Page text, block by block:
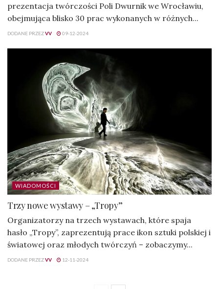
prezentacja twórczości Poli Dwurnik we Wrocławiu,
obejmująca blisko 30 prac wykonanych w różnych...
DODANE PRZEZVV 09-12-2024
WIADOMOŚCI
Trzy nowe wystawy – „Tropy”
Organizatorzy na trzech wystawach, które spaja
hasło „Tropy”, zaprezentują prace ikon sztuki polskiej i
światowej oraz młodych twórczyń – zobaczymy...
DODANE PRZEZVV 12-11-2024